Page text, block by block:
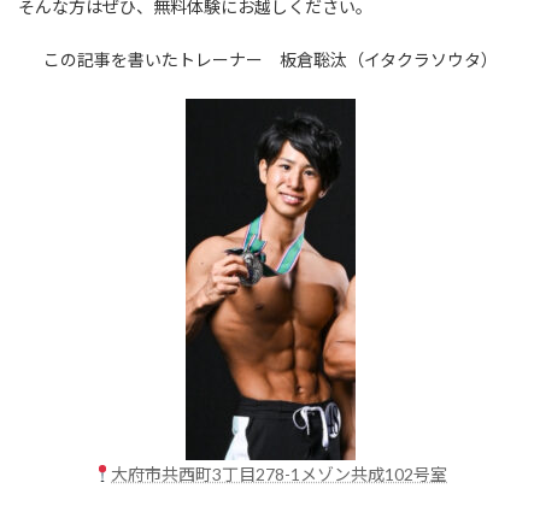
そんな方はぜひ、無料体験にお越しください。
この記事を書いたトレーナー 板倉聡汰（イタクラソウタ）
大府市共西町3丁目278-1メゾン共成102号室